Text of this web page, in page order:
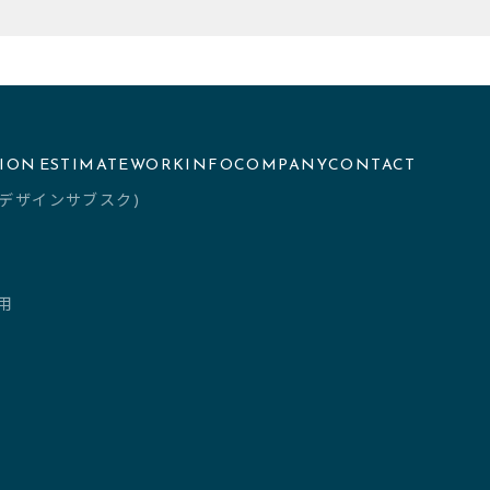
ザインサブスク)
ESTIMATE WORK INFOCOMPANYCONTACT